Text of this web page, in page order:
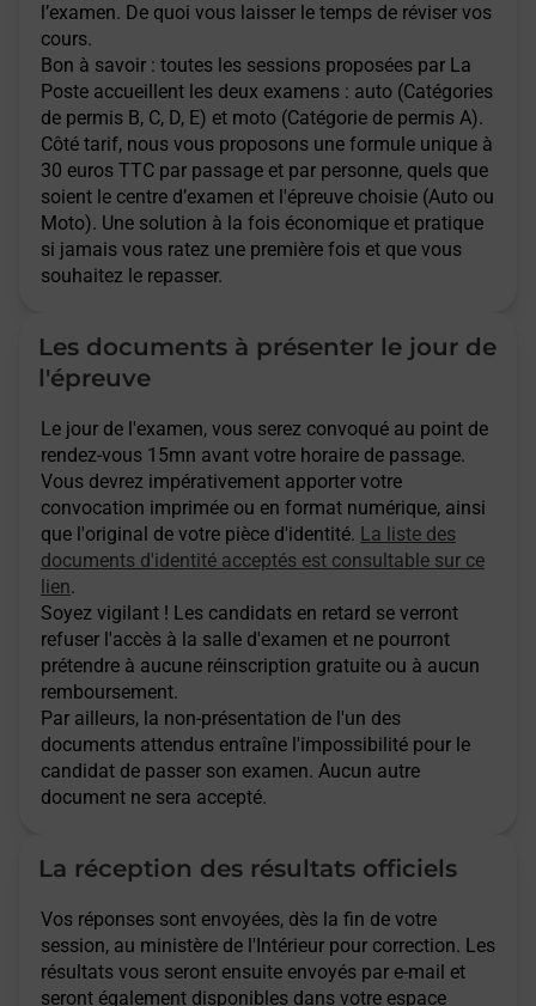
l’examen. De quoi vous laisser le temps de réviser vos
cours.
Bon à savoir : toutes les sessions proposées par La
Poste accueillent les deux examens : auto (Catégories
de permis B, C, D, E) et moto (Catégorie de permis A).
Côté tarif, nous vous proposons une formule unique à
30 euros TTC par passage et par personne, quels que
soient le centre d’examen et l'épreuve choisie (Auto ou
Moto). Une solution à la fois économique et pratique
si jamais vous ratez une première fois et que vous
souhaitez le repasser.
Les documents à présenter le jour de
l'épreuve
Le jour de l'examen, vous serez convoqué au point de
rendez-vous 15mn avant votre horaire de passage.
Vous devrez impérativement apporter votre
convocation imprimée ou en format numérique, ainsi
que l'original de votre pièce d'identité. La liste des
documents d'identité acceptés est consultable sur ce
lien.
Soyez vigilant ! Les candidats en retard se verront
refuser l'accès à la salle d'examen et ne pourront
prétendre à aucune réinscription gratuite ou à aucun
remboursement.
Par ailleurs, la non-présentation de l'un des
documents attendus entraîne l'impossibilité pour le
candidat de passer son examen. Aucun autre
document ne sera accepté.
La réception des résultats officiels
Vos réponses sont envoyées, dès la fin de votre
session, au ministère de l'Intérieur pour correction. Les
résultats vous seront ensuite envoyés par e-mail et
seront également disponibles dans votre espace